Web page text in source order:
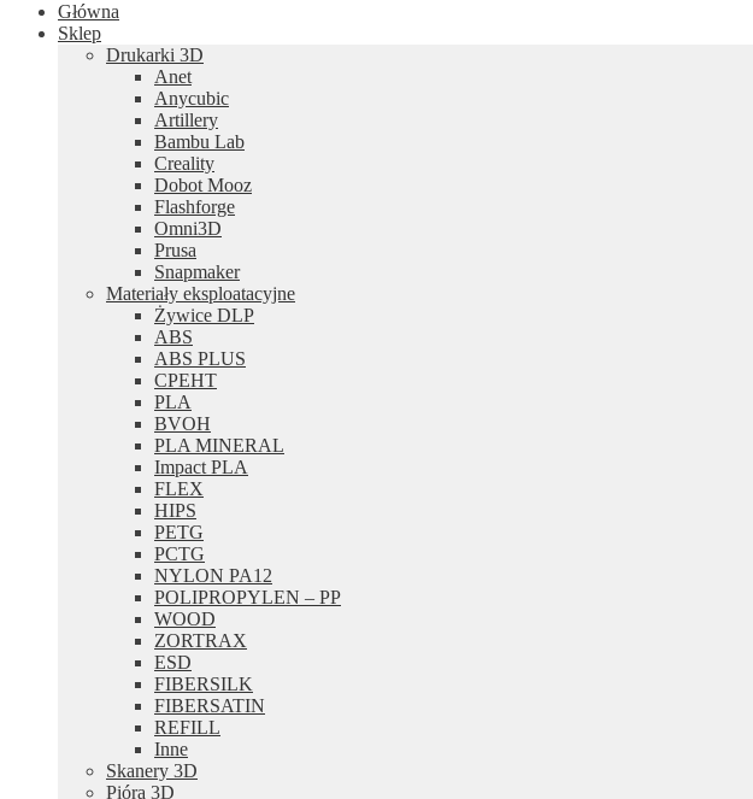
Główna
Sklep
Drukarki 3D
Anet
Anycubic
Artillery
Bambu Lab
Creality
Dobot Mooz
Flashforge
Omni3D
Prusa
Snapmaker
Materiały eksploatacyjne
Żywice DLP
ABS
ABS PLUS
CPEHT
PLA
BVOH
PLA MINERAL
Impact PLA
FLEX
HIPS
PETG
PCTG
NYLON PA12
POLIPROPYLEN – PP
WOOD
ZORTRAX
ESD
FIBERSILK
FIBERSATIN
REFILL
Inne
Skanery 3D
Pióra 3D